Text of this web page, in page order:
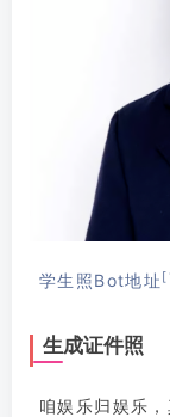
学生照Bot地址
生成证件照
咱娱乐归娱乐